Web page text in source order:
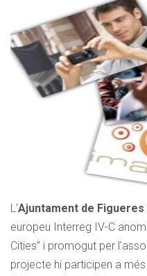
L’Ajuntament de Figueres
europeu Interreg IV-C
Cities” i promogut per
projecte hi participen a